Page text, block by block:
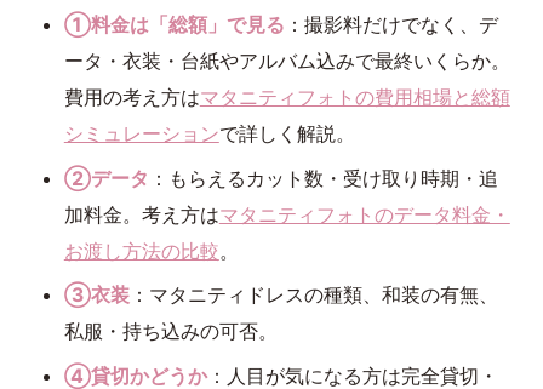
①料金は「総額」で見る ：撮影料だけでなく、デ
ータ・衣装・台紙やアルバム込みで最終いくらか。
費用の考え方はマタニティフォトの費用相場と総額
シミュレーションで詳しく解説。
②データ ：もらえるカット数・受け取り時期・追
加料金。考え方はマタニティフォトのデータ料金・
お渡し方法の比較。
③衣装：マタニティドレスの種類、和装の有無、
私服・持ち込みの可否。
④貸切かどうか：人目が気になる方は完全貸切・